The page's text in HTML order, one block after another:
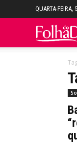
QUARTA-FEIRA,